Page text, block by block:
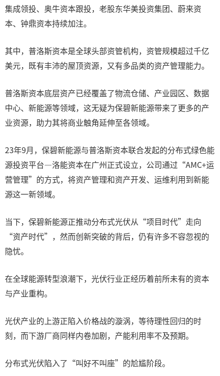
集成领投、奥牛资本跟投，老股东华美投资集团、蔚来资
本、钟鼎资本持续加注。
其中，普洛斯资本是全球头部资管机构，资管规模超过千亿
美元，既有丰沛的屋顶资源，又有多品类的资产管理能力。
普洛斯资本底层资产已经覆盖了物流仓储、产业园区、数据
中心、新能源等领域，这无疑为保碧新能源带来了更多的产
业资源，助力其将商业触角延伸至各领域。
23年9月，保碧新能源与普洛斯资本联合发起的分布式绿色能
源投资平台—洛能资本在广州正式设立，公司通过“AMC+运
营管理”的方式，将资产管理和资产开发、运维利用到新能
源这一新领域。
当下，保碧新能源正推动分布式光伏从“项目时代”走向
“资产时代”，然而创新突破的背后，仍有许多不容忽视的
隐忧。
在全球能源转型浪潮下，光伏行业正经历着前所未有的资本
与产业重构。
光伏产业的上游正陷入价格战的漩涡，等待理性回归的时
刻，而下游厂商同样内卷加剧，产能利用率不及预期。
分布式光伏陷入了“叫好不叫座”的尬尴阶段。